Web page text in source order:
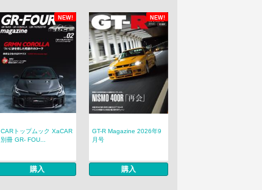
NEW! NEW!
CARトップムック XaCAR
別冊 GR- FOU...
購入
GT-R Magazine 2026年9
月号
購入